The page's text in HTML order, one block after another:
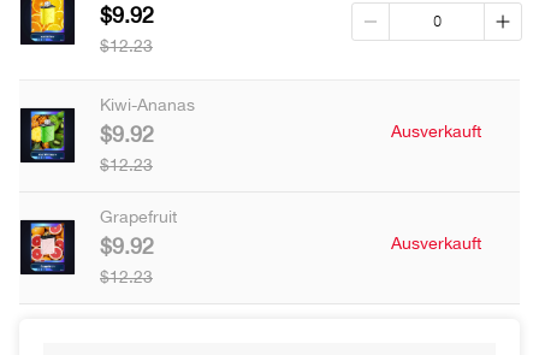
$9.92
$12.23
Kiwi-Ananas
$9.92
$12.23
Ausverkauft
Grapefruit
$9.92
$12.23
Ausverkauft